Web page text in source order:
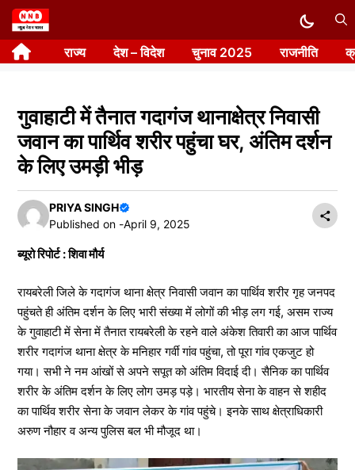
Skip
to
content राज्य देश – विदेश चुनाव 2025 राजनीति
गुवाहाटी में तैनात गदागंज थानाक्षेत्र निवासी
जवान का पार्थिव शरीर पहुंचा घर, अंतिम दर्शन
के लिए उमड़ी भीड़
PRIYA SINGH
Published on -April 9, 2025
ब्यूरो रिपोर्ट : शिवा मौर्य
रायबरेली जिले के गदागंज थाना क्षेत्र निवासी जवान का पार्थिव शरीर गृह जनपद
पहुंचते ही अंतिम दर्शन के लिए भारी संख्या में लोगों की भीड़ लग गई, असम राज्य
के गुवाहाटी में सेना में तैनात रायबरेली के रहने वाले अंकेश तिवारी का आज पार्थिव
शरीर गदागंज थाना क्षेत्र के मनिहार गर्वी गांव पहुंचा, तो पूरा गांव एकजुट हो
गया। सभी ने नम आंखों से अपने सपूत को अंतिम विदाई दी। सैनिक का पार्थिव
शरीर के अंतिम दर्शन के लिए लोग उमड़ पड़े। भारतीय सेना के वाहन से शहीद
का पार्थिव शरीर सेना के जवान लेकर के गांव पहुंचे। इनके साथ क्षेत्राधिकारी
अरुण नौहार व अन्य पुलिस बल भी मौजूद था।